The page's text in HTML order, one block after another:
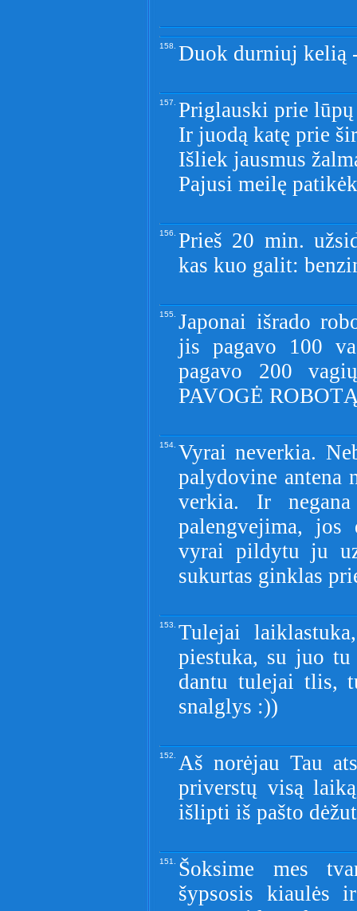
158. Duok durniuj kelią
157. Priglauski prie
Ir juodą katę prie
Išliek jausmus
Pajusi meilę
156. Prieš 20 min.
kas kuo galit:
155. Japonai išrado
jis pagavo 100
pagavo 200
PAVOGĖ
154. Vyrai neverkia.
palydovine antena
verkia. Ir
palengvejima,
vyrai pildytu ju
sukurtas ginklas
153. Tulejai
piestuka, su juo
dantu tulejai tlis,
snalglys :))
152. Aš norėjau Tau
priverstų visą
išlipti iš pašto
151. Šoksime mes
šypsosis kiaulės